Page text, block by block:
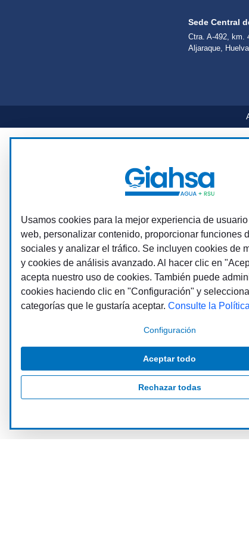
Sede Central
Ctra. A-492, km.
Aljaraque, Huelva
Usamos cookies para la mejor experiencia de
web, personalizar contenido, proporcionar funciones
sociales y analizar el tráfico. Se incluyen cookies de
y cookies de análisis avanzado. Al hacer clic en
acepta nuestro uso de cookies. También puede
cookies haciendo clic en "Configuración" y
categorías que le gustaría aceptar. Consulte la
Configuración
Aceptar todo
Rechazar todas